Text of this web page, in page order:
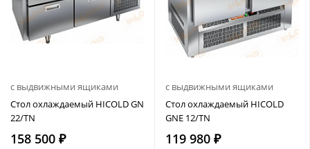
с выдвижными ящиками
Стол охлаждаемый HICOLD GN
22/TN
158 500 ₽
с выдвижными ящиками
Стол охлаждаемый HICOLD
GNE 12/TN
119 980 ₽